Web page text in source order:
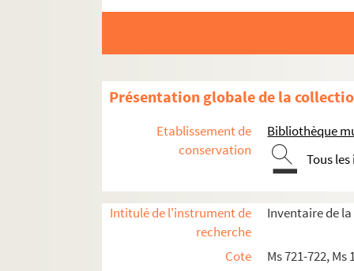
Présentation globale de la
Etablissement de
conservation
Bibliothèque
Tous
Intitulé de l'instrument de
recherche
Inventaire de
Cote
Ms 721-722, Ms